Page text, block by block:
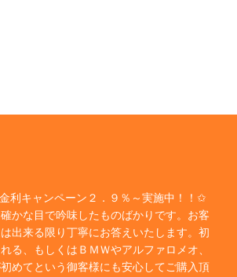
利キャンペーン２．９％～実施中！！✩
かな目で吟味したものばかりです。お客
出来る限り丁寧にお答えいたします。初
る、もしくはＢＭＷやアルファロメオ、
めてという御客様にも安心してご購入頂